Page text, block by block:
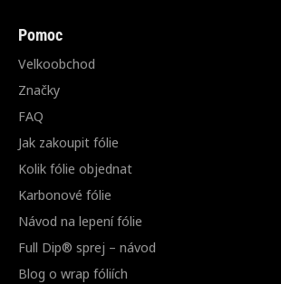
Pomoc
Velkoobchod
Značky
FAQ
Jak zakoupit fólie
Kolik fólie objednat
Karbonové fólie
Návod na lepení fólie
Full Dip® sprej – návod
Blog o wrap fóliích